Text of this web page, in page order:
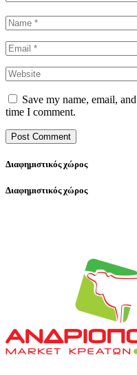
Save my name, email,
time I comment.
Διαφημιστικός χώρος
Διαφημιστικός χώρος